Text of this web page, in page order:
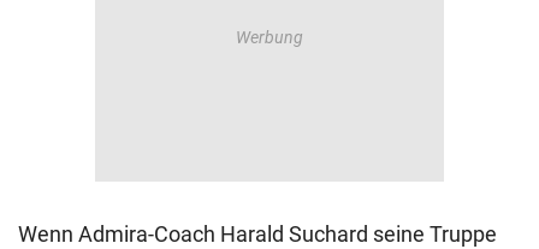
Wenn Admira-Coach Harald Suchard seine Truppe